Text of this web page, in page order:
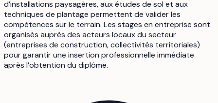
d’installations paysagères, aux études de sol et aux
techniques de plantage permettent de valider les
compétences sur le terrain. Les stages en entreprise sont
organisés auprès des acteurs locaux du secteur
(entreprises de construction, collectivités territoriales)
pour garantir une insertion professionnelle immédiate
après l’obtention du diplôme.